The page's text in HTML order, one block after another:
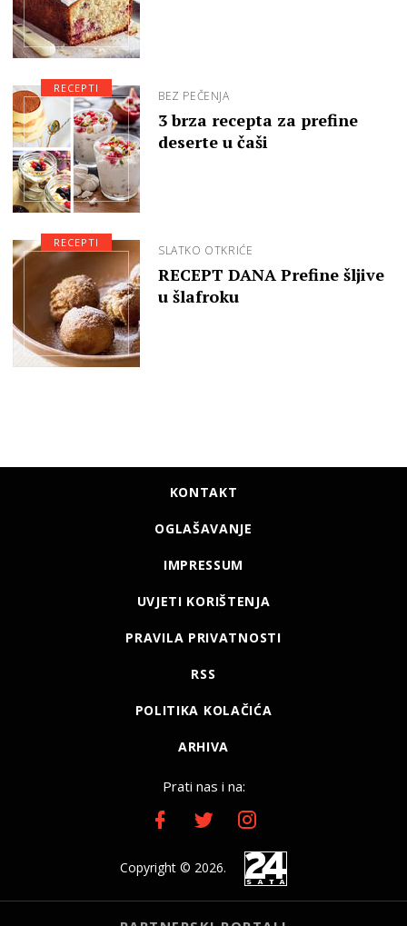
BEZ PEČENJA
3 brza recepta za prefine
deserte u čaši
RECEPTI
SLATKO OTKRIĆE
RECEPT DANA Prefine šljive
u šlafroku
RECEPTI
KONTAKT
OGLAŠAVANJE
IMPRESSUM
UVJETI KORIŠTENJA
PRAVILA PRIVATNOSTI
RSS
POLITIKA KOLAČIĆA
ARHIVA
Prati nas i na:
Copyright © 2026.